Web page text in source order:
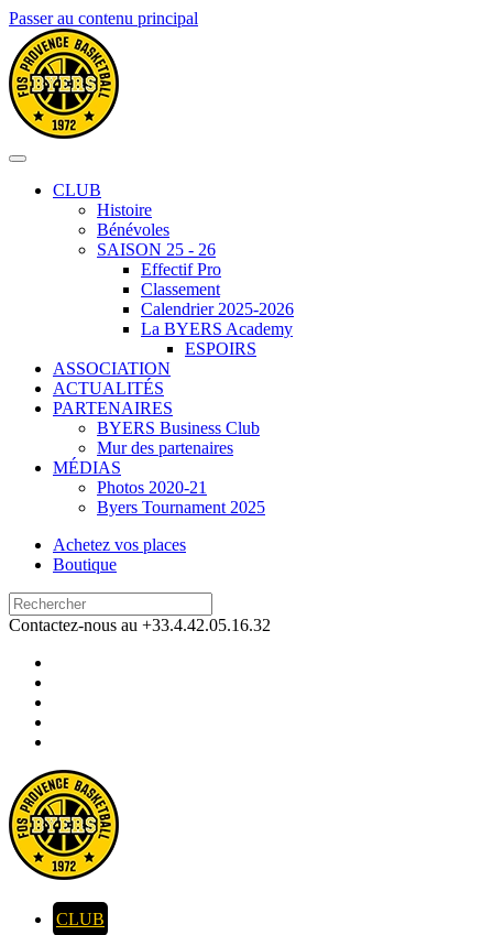
Passer au contenu principal
CLUB
Histoire
Bénévoles
SAISON 25 - 26
Effectif Pro
Classement
Calendrier 2025-2026
La BYERS Academy
ESPOIRS
ASSOCIATION
ACTUALITÉS
PARTENAIRES
BYERS Business Club
Mur des partenaires
MÉDIAS
Photos 2020-21
Byers Tournament 2025
Achetez vos places
Boutique
Contactez-nous au +33.4.42.05.16.32
CLUB